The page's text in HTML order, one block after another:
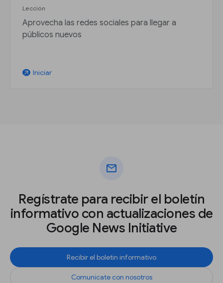
Lección
Aprovecha las redes sociales para llegar a
públicos nuevos
arrow_outward Iniciar
mail
Regístrate para recibir el boletín
informativo con actualizaciones de
Google News Initiative
Recibir el boletín informativo
Comunícate con nosotros